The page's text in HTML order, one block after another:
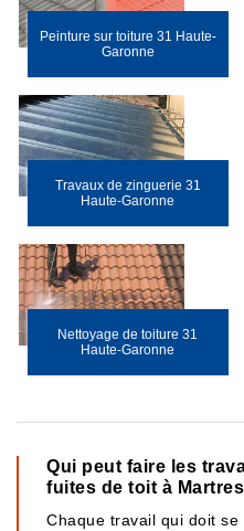
Peinture sur toiture 31 Haute-
Garonne
Travaux de zinguerie 31
Haute-Garonne
Nettoyage de toiture 31
Haute-Garonne
Qui peut faire les
fuites de toit à
Chaque travail qui doit